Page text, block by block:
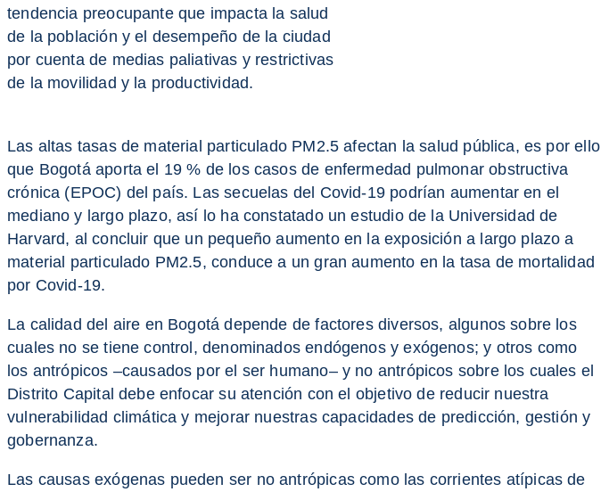
tendencia preocupante que impacta la salud
de la población y el desempeño de la ciudad
por cuenta de medias paliativas y restrictivas
de la movilidad y la productividad.
Las altas tasas de material particulado PM2.5 afectan la salud pública, es por ello
que Bogotá aporta el 19 % de los casos de enfermedad pulmonar obstructiva
crónica (EPOC) del país. Las secuelas del Covid-19 podrían aumentar en el
mediano y largo plazo, así lo ha constatado un estudio de la Universidad de
Harvard, al concluir que un pequeño aumento en la exposición a largo plazo a
material particulado PM2.5, conduce a un gran aumento en la tasa de mortalidad
por Covid-19.
La calidad del aire en Bogotá depende de factores diversos, algunos sobre los
cuales no se tiene control, denominados endógenos y exógenos; y otros como
los antrópicos –causados por el ser humano– y no antrópicos sobre los cuales el
Distrito Capital debe enfocar su atención con el objetivo de reducir nuestra
vulnerabilidad climática y mejorar nuestras capacidades de predicción, gestión y
gobernanza.
Las causas exógenas pueden ser no antrópicas como las corrientes atípicas de